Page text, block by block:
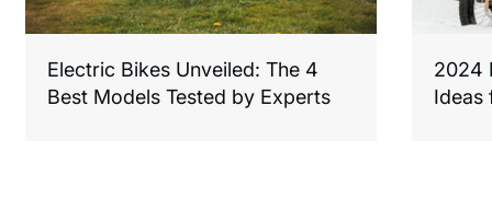
Electric Bikes Unveiled: The 4
Best Models Tested by Experts
2024
Ideas